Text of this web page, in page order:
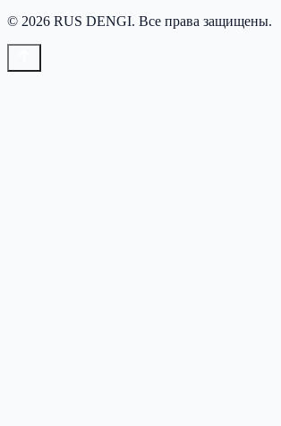
© 2026 RUS DENGI. Все права защищены.